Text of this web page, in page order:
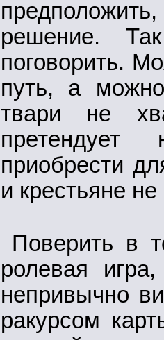
решение.
поговорить.
путь, а
твари не
приобрести
и крестьяне
Поверить в
ролевая
непривычно
ракурсом